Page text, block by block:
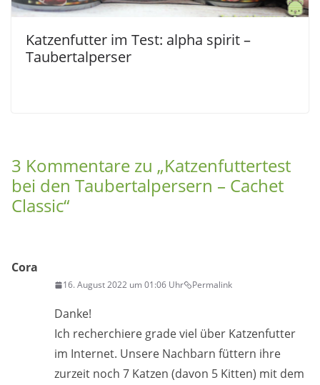
Katzenfutter im Test: alpha spirit –
Taubertalperser
3 Kommentare zu „Katzenfuttertest
bei den Taubertalpersern – Cachet
Classic“
Cora
16. August 2022 um 01:06 Uhr Permalink
Danke!
Ich recherchiere grade viel über Katzenfutter
im Internet. Unsere Nachbarn füttern ihre
zurzeit noch 7 Katzen (davon 5 Kitten) mit dem